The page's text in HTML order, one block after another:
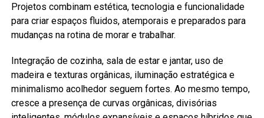
Projetos combinam estética, tecnologia e funcionalidade
para criar espaços fluidos, atemporais e preparados para
mudanças na rotina de morar e trabalhar.
Integração de cozinha, sala de estar e jantar, uso de
madeira e texturas orgânicas, iluminação estratégica e
minimalismo acolhedor seguem fortes. Ao mesmo tempo,
cresce a presença de curvas orgânicas, divisórias